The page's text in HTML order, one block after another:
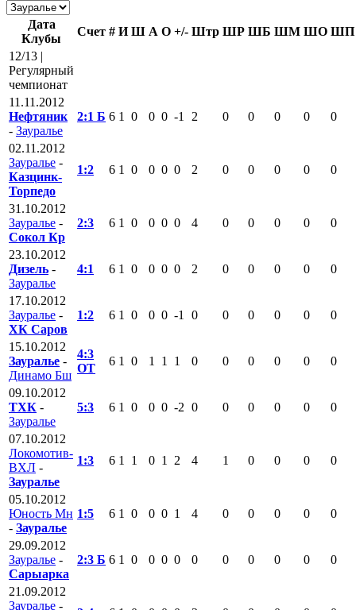
Дата
Клубы
Счет # И Ш А О +/- Штр ШР ШБ ШМ ШО ШП
12/13 |
Регулярный
чемпионат
11.11.2012
Нефтяник
- Зауралье
2:1 Б 6 1 0 0 0 -1 2 0 0 0 0 0
02.11.2012
Зауралье -
Казцинк-
Торпедо
1:2 6 1 0 0 0 0 2 0 0 0 0 0
31.10.2012
Зауралье -
Сокол Кр
2:3 6 1 0 0 0 0 4 0 0 0 0 0
23.10.2012
Дизель -
Зауралье
4:1 6 1 0 0 0 0 2 0 0 0 0 0
17.10.2012
Зауралье -
ХК Саров
1:2 6 1 0 0 0 -1 0 0 0 0 0 0
15.10.2012
Зауралье -
Динамо Бш
4:3
ОТ
6 1 0 1 1 1 0 0 0 0 0 0
09.10.2012
ТХК -
Зауралье
5:3 6 1 0 0 0 -2 0 0 0 0 0 0
07.10.2012
Локомотив-
ВХЛ -
Зауралье
1:3 6 1 1 0 1 2 4 1 0 0 0 0
05.10.2012
Юность Мн
- Зауралье
1:5 6 1 0 0 0 1 4 0 0 0 0 0
29.09.2012
Зауралье -
Сарыарка
2:3 Б 6 1 0 0 0 0 0 0 0 0 0 0
21.09.2012
Зауралье -